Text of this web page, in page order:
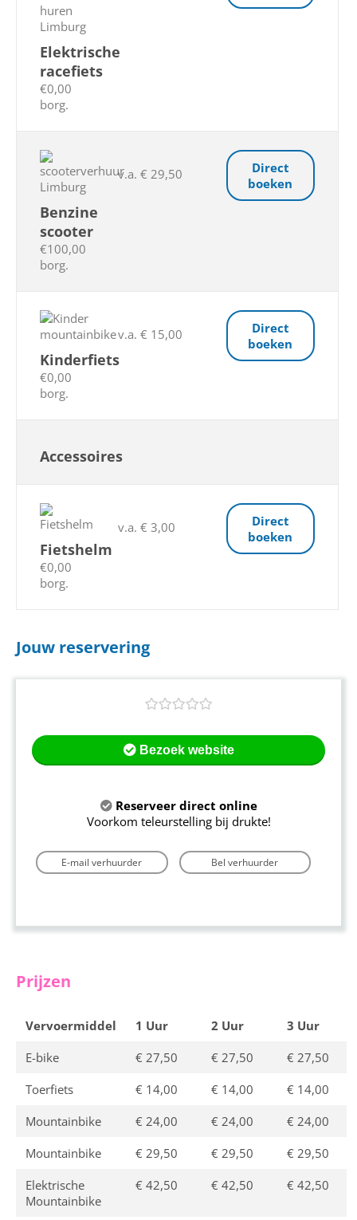
Elektrische
racefiets
€0,00
borg.
Benzine
scooter
€100,00
borg.
v.a. € 29,50
Direct
boeken
Kinderfiets
€0,00
borg.
v.a. € 15,00
Direct
boeken
Accessoires
Fietshelm
€0,00
borg.
v.a. € 3,00
Direct
boeken
Jouw reservering
Bezoek website
Reserveer direct online
Voorkom teleurstelling bij drukte!
E-mail verhuurder Bel verhuurder
Prijzen
Vervoermiddel 1 Uur 2 Uur
3 Uur
E-bike
€ 27,50 € 27,50
€ 27,50
Toerfiets
€ 14,00 € 14,00
€ 14,00
Mountainbike
€ 24,00 € 24,00
€ 24,00
Mountainbike
€ 29,50 € 29,50
€ 29,50
Elektrische
Mountainbike
€ 42,50 € 42,50 € 42,50